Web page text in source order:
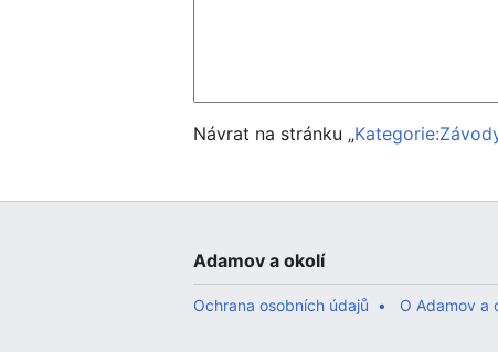
Návrat na stránku „
Adamov a okolí
Ochrana osobních údajů O Adamov a